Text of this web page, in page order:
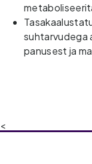
suhtarvudega
panusest ja
<